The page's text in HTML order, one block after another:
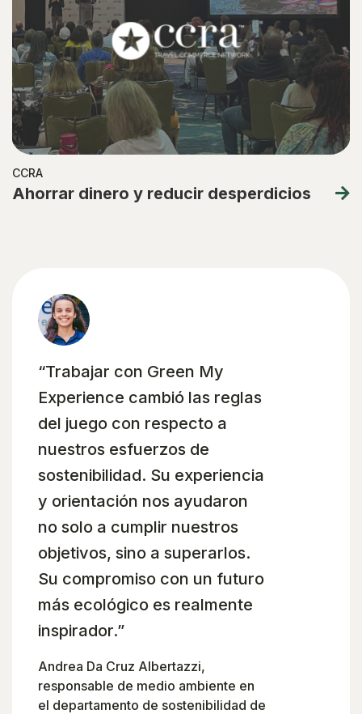
CCRA
Ahorrar dinero y reducir desperdicios
“Trabajar con Green My
Experience cambió las reglas
del juego con respecto a
nuestros esfuerzos de
sostenibilidad. Su experiencia
y orientación nos ayudaron
no solo a cumplir nuestros
objetivos, sino a superarlos.
Su compromiso con un futuro
más ecológico es realmente
inspirador.”
Andrea Da Cruz Albertazzi,
responsable de medio ambiente en
el departamento de sostenibilidad de